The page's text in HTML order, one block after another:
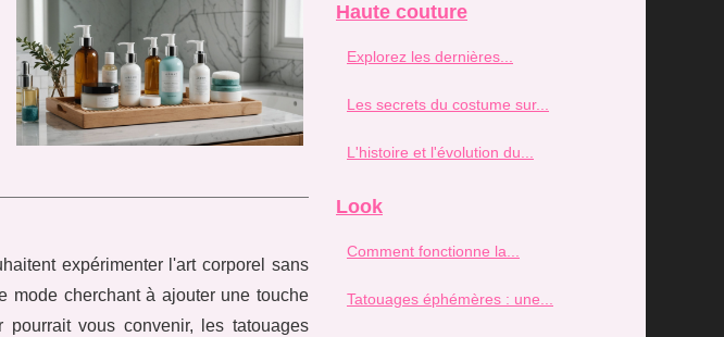
expérimenter l'art corporel sans
mode cherchant à ajouter une touche
vous convenir, les tatouages
Haute couture
Explorez les dernières...
Les secrets du costume sur...
L'histoire et l'évolution du...
Look
Comment fonctionne la...
Tatouages éphémères : une...